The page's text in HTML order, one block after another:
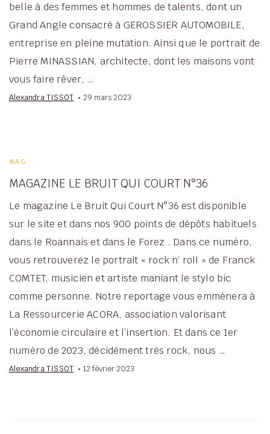
belle à des femmes et hommes de talents, dont un
Grand Angle consacré à GEROSSIER AUTOMOBILE,
entreprise en pleine mutation. Ainsi que le portrait de
Pierre MINASSIAN, architecte, dont les maisons vont
vous faire rêver, …
Alexandra TISSOT 29 mars 2023
MAG
MAGAZINE LE BRUIT QUI COURT N°36
Le magazine Le Bruit Qui Court N°36 est disponible
sur le site et dans nos 900 points de dépôts habituels
dans le Roannais et dans le Forez . Dans ce numéro,
vous retrouverez le portrait « rock n’ roll » de Franck
COMTET, musicien et artiste maniant le stylo bic
comme personne. Notre reportage vous emmènera à
La Ressourcerie ACORA, association valorisant
l’économie circulaire et l’insertion. Et dans ce 1er
numéro de 2023, décidément très rock, nous …
Alexandra TISSOT 12 février 2023